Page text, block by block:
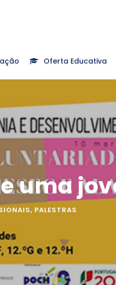
Oferta Educativa
uma
, PALESTRAS